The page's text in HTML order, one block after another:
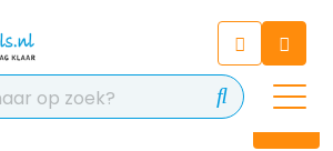
24/7 met onze chatbot
hulp